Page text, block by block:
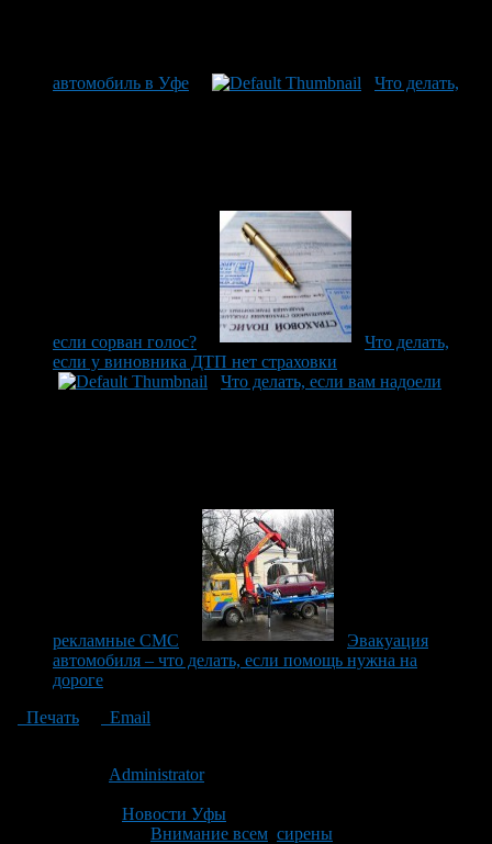
автомобиль в Уфе Что делать,
если сорван голос?
Что делать,
если у виновника ДТП нет страховки
Что делать, если вам надоели
рекламные СМС
Эвакуация
автомобиля – что делать, если помощь нужна на
дороге
Печать
Email
Administrator
Новости Уфы
Внимание всем сирены